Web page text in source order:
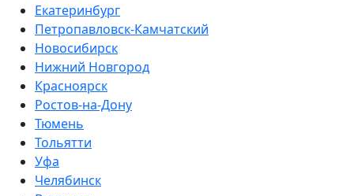
Екатеринбург
Петропавловск-Камчатский
Новосибирск
Нижний Новгород
Красноярск
Ростов-на-Дону
Тюмень
Тольятти
Уфа
Челябинск